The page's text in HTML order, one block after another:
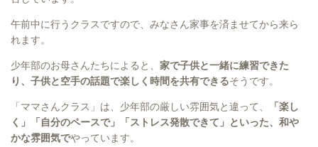
午前中に行うクラスですので、みなさん家事を済ませてから来ら
れます。
少年部のお母さんたちによると、 家で子供と一緒に練習できた
り、子供と空手の話題で楽しく時間を共有できるそうです。
「ママさんクラス」は、少年部の厳しい雰囲気と違って、
「楽し
く」「自分のペースで」「ストレス発散できて」といった、和や
かな雰囲気でやっています。